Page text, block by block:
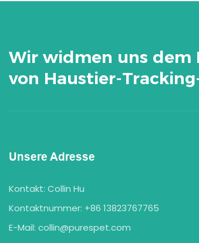
Wir widmen uns dem
von Haustier-
Unsere Adresse
Kontakt: Collin Hu
Kontaktnummer: +86 13823767765
E-Mail: collin@purespet.com